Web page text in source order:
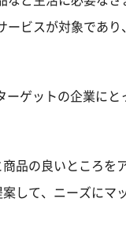
ービスが対象であり
ゲットの企業にと
品の良いところを
して、ニーズにマ